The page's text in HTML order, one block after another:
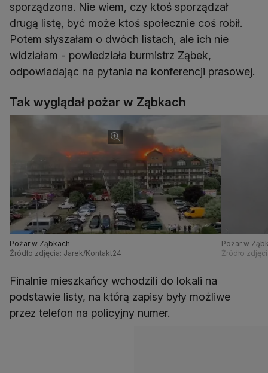
sporządzona. Nie wiem, czy ktoś sporządzał
drugą listę, być może ktoś społecznie coś robił.
Potem słyszałam o dwóch listach, ale ich nie
widziałam - powiedziała burmistrz Ząbek,
odpowiadając na pytania na konferencji prasowej.
Tak wyglądał pożar w Ząbkach
Pożar w Ząbkach
Źródło zdjęcia: Jarek/Kontakt24
Pożar w
Źródło
Finalnie mieszkańcy wchodzili do lokali na
podstawie listy, na którą zapisy były możliwe
przez telefon na policyjny numer.